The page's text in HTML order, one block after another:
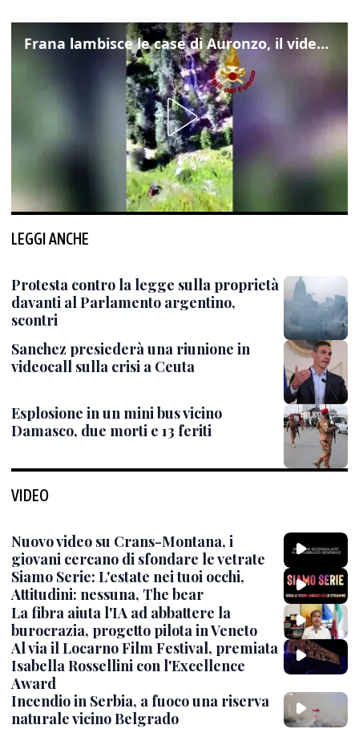
Frana lambisce le case di Auronzo, il video dall'elicottero dei vigili del fuoco
LEGGI ANCHE
Protesta contro la legge sulla proprietà
davanti al Parlamento argentino,
scontri
Sanchez presiederà una riunione in
videocall sulla crisi a Ceuta
Esplosione in un mini bus vicino
Damasco, due morti e 13 feriti
VIDEO
Nuovo video su Crans-Montana, i
giovani cercano di sfondare le vetrate
Siamo Serie: L'estate nei tuoi occhi,
Attitudini: nessuna, The bear
La fibra aiuta l'IA ad abbattere la
burocrazia, progetto pilota in Veneto
Al via il Locarno Film Festival, premiata
Isabella Rossellini con l'Excellence
Award
Incendio in Serbia, a fuoco una riserva
naturale vicino Belgrado